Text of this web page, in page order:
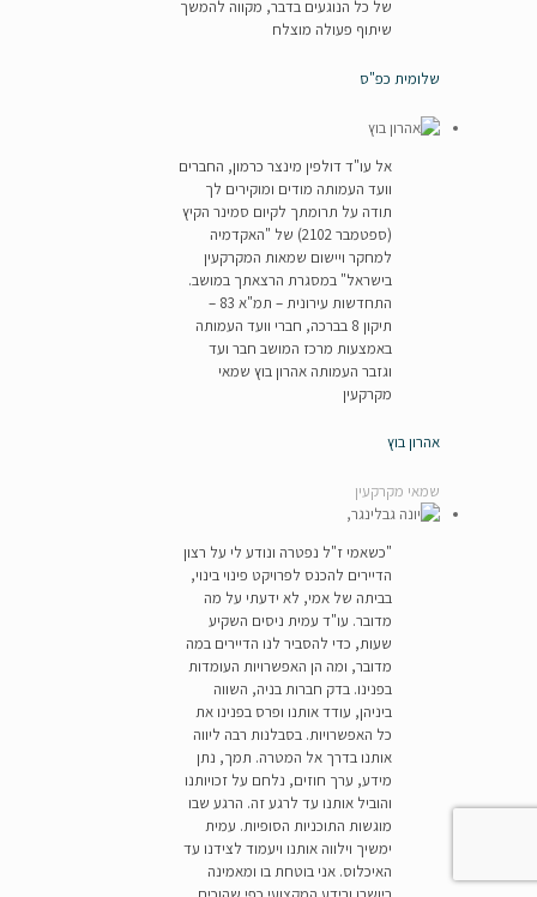
של כל הנוגעים בדבר, מקווה להמשך
שיתוף פעולה מוצלח
שלומית כפ"ס
אל עו"ד דולפין מינצר כרמון, החברים
וועד העמותה מודים ומוקירים לך
תודה על תרומתך לקיום סמינר הקיץ
(ספטמבר 2102) של "האקדמיה
למחקר ויישום שמאות המקרקעין
בישראל" במסגרת הרצאתך במושב.
התחדשות עירונית – תמ"א 83 –
תיקון 8 בברכה, חברי וועד העמותה
באמצעות מרכז המושב חבר ועד
וגזבר העמותה אהרון בוץ שמאי
מקרקעין
אהרון בוץ
שמאי מקרקעין
"כשאמי ז"ל נפטרה ונודע לי על רצון
הדיירים להכנס לפרויקט פינוי בינוי,
בביתה של אמי, לא ידעתי על מה
מדובר. עו"ד עמית ניסים השקיע
שעות, כדי להסביר לנו הדיירים במה
מדובר, ומה הן האפשרויות העומדות
בפנינו. בדק חברות בניה, השווה
ביניהן, עודד אותנו ופרס בפנינו את
כל האפשרויות. בסבלנות רבה ליווה
אותנו בדרך אל המטרה. תמך, נתן
מידע, ערך חוזים, נלחם על זכויותנו
והוביל אותנו עד לרגע זה. הרגע שבו
מוגשות התוכניות הסופיות. עמית
ימשיך וילווה אותנו ויעמוד לצידנו עד
האיכלוס. אני בוטחת בו ומאמינה